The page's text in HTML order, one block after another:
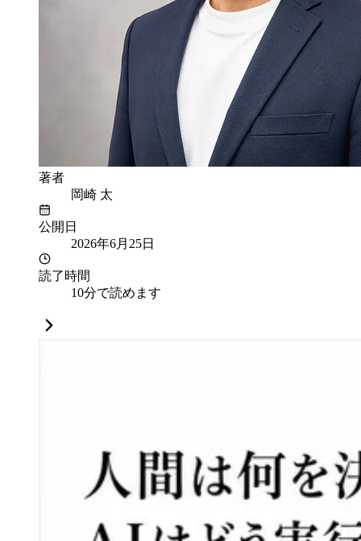
著者
岡崎 太
公開日
2026年6月25日
読了時間
10分で読めます